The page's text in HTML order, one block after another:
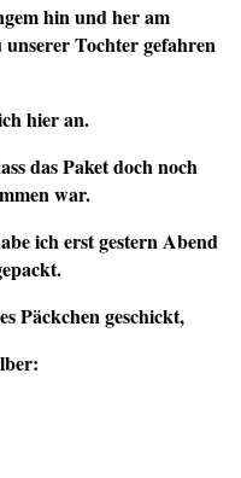
hin und her am
Tochter gefahren
hier an.
das Paket doch noch
war.
ich erst gestern Abend
Päckchen geschickt,